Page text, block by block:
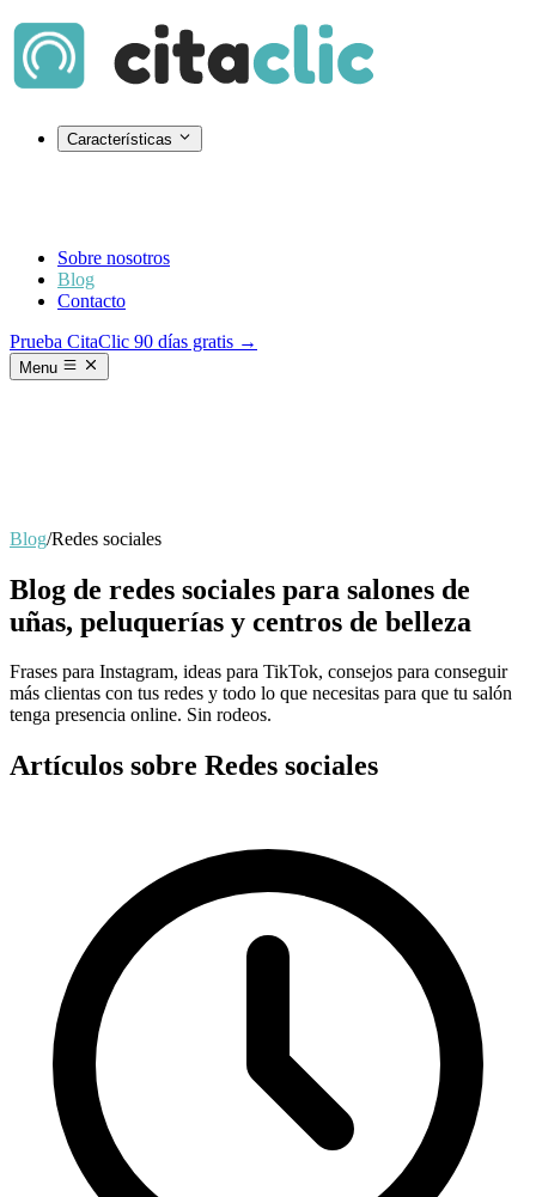
Características
Sobre nosotros
Blog
Contacto
Prueba CitaClic 90 días gratis →
Menu
Blog/Redes sociales
Blog de redes sociales para salones de
uñas, peluquerías y centros de belleza
Frases para Instagram, ideas para TikTok, consejos para conseguir
más clientas con tus redes y todo lo que necesitas para que tu salón
tenga presencia online. Sin rodeos.
Artículos sobre Redes sociales